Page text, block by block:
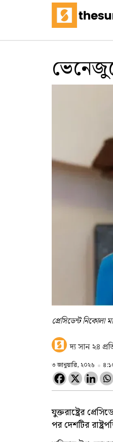
প্রেসিডেন্ট নিকোলা
দ্য সান ২৪
৩ জানুয়ারি, ২০২৬
যুক্তরাষ্ট্রের
পর দেশটির